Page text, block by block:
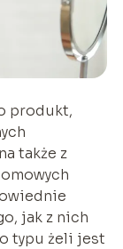
produkt,
także z
jak z nich
typu żeli jest